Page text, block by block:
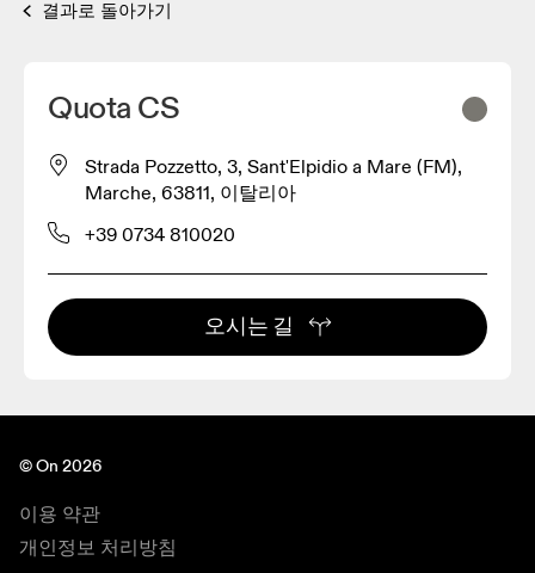
결과로 돌아가기
Quota CS
Strada Pozzetto, 3, Sant'Elpidio a Mare (FM),
Marche, 63811, 이탈리아
+39 0734 810020
오시는 길
© On 2026
이용 약관
개인정보 처리방침